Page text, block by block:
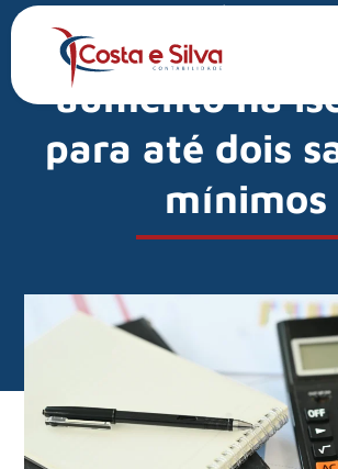
Mercado Financeiro
IR: CAE
aumento na
para até dois
mínimos